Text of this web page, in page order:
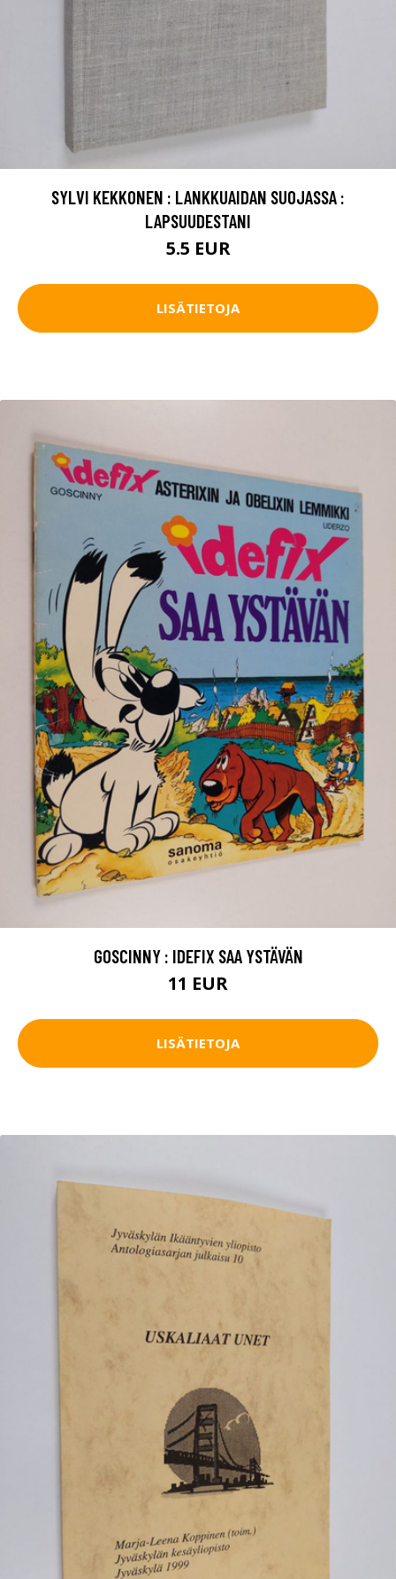
SYLVI KEKKONEN : LANKKUAIDAN SUOJASSA :
LAPSUUDESTANI
5.5 EUR
LISÄTIETOJA
GOSCINNY : IDEFIX SAA YSTÄVÄN
11 EUR
LISÄTIETOJA